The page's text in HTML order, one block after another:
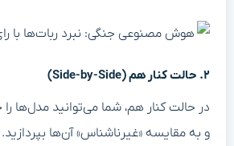
۲. حالت کنار هم (Side-by-Side)
در حالت کنار هم، شما می‌توانید مدل‌ها
و به مقایسه «غیرناشناس» آن‌ها